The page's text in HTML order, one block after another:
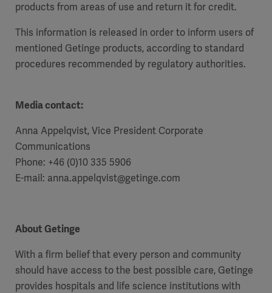
products from areas of use and return it for credit.
This information is released in order to inform users of
mentioned Getinge products, according to standard
procedures recommended by regulatory authorities.
Media contact:
Anna Appelqvist, Vice President Corporate
Communications
Phone: +46 (0)10 335 5906
E-mail: anna.appelqvist@getinge.com
About Getinge
With a firm belief that every person and community
should have access to the best possible care, Getinge
provides hospitals and life science institutions with